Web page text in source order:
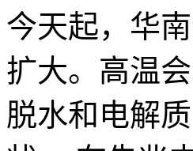
今天起，华
扩大。高温
脱水和电解